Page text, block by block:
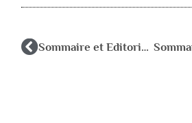
Sommaire et Editorial du numéro 2015-4 de Psychologie & Education